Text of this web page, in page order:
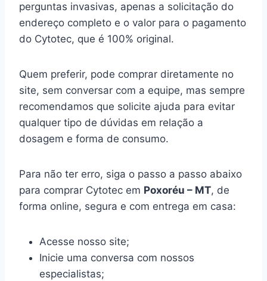
perguntas invasivas, apenas a solicitação do
endereço completo e o valor para o pagamento
do Cytotec, que é 100% original.
Quem preferir, pode comprar diretamente no
site, sem conversar com a equipe, mas sempre
recomendamos que solicite ajuda para evitar
qualquer tipo de dúvidas em relação a
dosagem e forma de consumo.
Para não ter erro, siga o passo a passo abaixo
para comprar Cytotec em Poxoréu – MT, de
forma online, segura e com entrega em casa:
Acesse nosso site;
Inicie uma conversa com nossos
especialistas;